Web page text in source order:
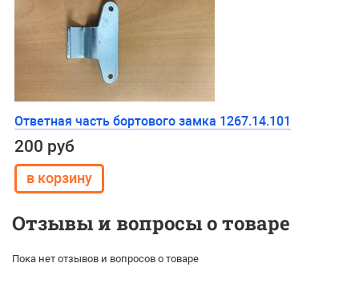
Ответная часть бортового замка 1267.14.101
200 руб
Отзывы и вопросы о товаре
Пока нет отзывов и вопросов о товаре